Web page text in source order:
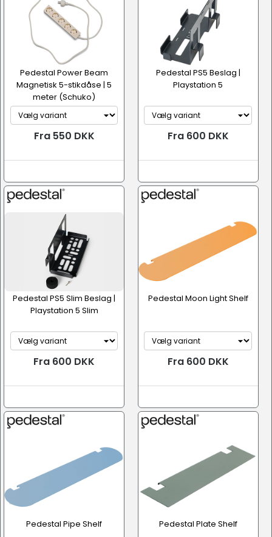
Pedestal Power Beam
Magnetisk 5-stikdåse | 5
meter (Schuko)
Fra 550 DKK
Pedestal PS5 Beslag |
Playstation 5
Fra 600 DKK
Pedestal PS5 Slim Beslag |
Playstation 5 Slim
Fra 600 DKK
Pedestal Moon Light Shelf
Fra 600 DKK
Pedestal Pipe Shelf Pedestal Plate Shelf